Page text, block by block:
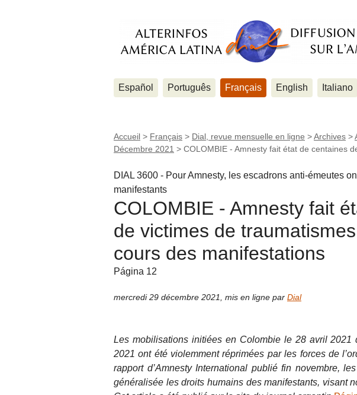
Español Português Français English Italiano
Accueil > Français > Dial, revue mensuelle en ligne >Archives >
Décembre 2021 > COLOMBIE - Amnesty fait état de centaines
DIAL 3600 - Pour Amnesty, les escadrons anti-émeutes
manifestants
COLOMBIE - Amnesty fait
de victimes de
cours des manifestations
Página 12
mercredi 29 décembre 2021 mis en ligne par Dial
Les mobilisations initiées en Colombie le 28 avril
2021 ont été violemment réprimées par les forces de
rapport d’Amnesty International publié fin novembre,
généralisée les droits humains des manifestants, visant